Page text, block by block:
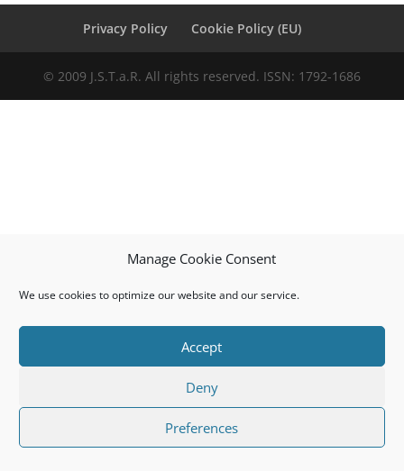
Manage Cookie Consent
We use cookies to optimize our website and our service.
Accept
Deny
Preferences
Privacy Policy Cookie Policy (EU)
© 2009 J.S.T.a.R. All rights reserved. ISSN: 1792-1686